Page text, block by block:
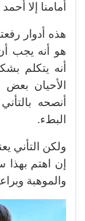
أمامنا إلا
هذه أدوار
هو أنه يجب
أنه يتكلم
الأحيان
أنصحه
البطء.
ولكن التأني
إن اهتم بهذا
والموهبة